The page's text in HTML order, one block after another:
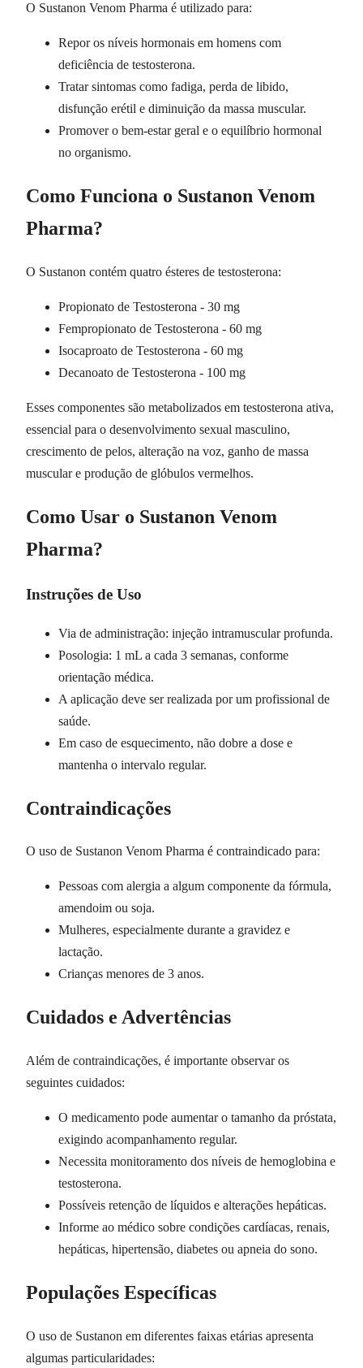
O Sustanon Venom Pharma é utilizado para:
Repor os níveis hormonais em homens com
deficiência de testosterona.
Tratar sintomas como fadiga, perda de libido,
disfunção erétil e diminuição da massa muscular.
Promover o bem-estar geral e o equilíbrio hormonal
no organismo.
Como Funciona o Sustanon Venom
Pharma?
O Sustanon contém quatro ésteres de testosterona:
Propionato de Testosterona - 30 mg
Fempropionato de Testosterona - 60 mg
Isocaproato de Testosterona - 60 mg
Decanoato de Testosterona - 100 mg
Esses componentes são metabolizados em testosterona ativa,
essencial para o desenvolvimento sexual masculino,
crescimento de pelos, alteração na voz, ganho de massa
muscular e produção de glóbulos vermelhos.
Como Usar o Sustanon Venom
Pharma?
Instruções de Uso
Via de administração: injeção intramuscular profunda.
Posologia: 1 mL a cada 3 semanas, conforme
orientação médica.
A aplicação deve ser realizada por um profissional de
saúde.
Em caso de esquecimento, não dobre a dose e
mantenha o intervalo regular.
Contraindicações
O uso de Sustanon Venom Pharma é contraindicado para:
Pessoas com alergia a algum componente da fórmula,
amendoim ou soja.
Mulheres, especialmente durante a gravidez e
lactação.
Crianças menores de 3 anos.
Cuidados e Advertências
Além de contraindicações, é importante observar os
seguintes cuidados:
O medicamento pode aumentar o tamanho da próstata,
exigindo acompanhamento regular.
Necessita monitoramento dos níveis de hemoglobina e
testosterona.
Possíveis retenção de líquidos e alterações hepáticas.
Informe ao médico sobre condições cardíacas, renais,
hepáticas, hipertensão, diabetes ou apneia do sono.
Populações Específicas
O uso de Sustanon em diferentes faixas etárias apresenta
algumas particularidades: